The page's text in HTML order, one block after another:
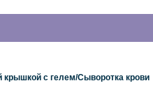
крышкой с гелем/Сыворотка крови